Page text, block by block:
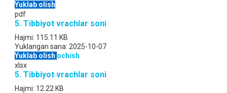
Yuklab olish
pdf
5. Tibbiyot vrachlar soni
Hajmi: 115.11 KB
Yuklangan sana: 2025-10-07
Yuklab olish ochish
xlsx
5. Tibbiyot vrachlar soni
Hajmi: 12.22 KB